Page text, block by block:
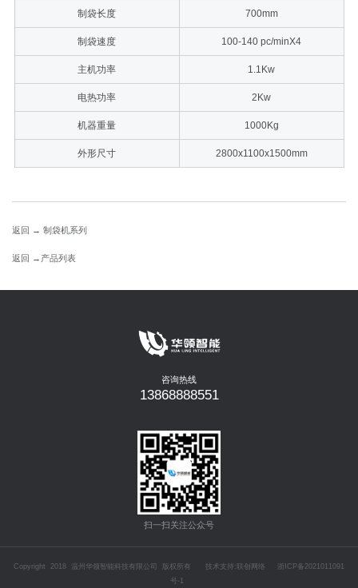
制袋长度 700mm
制袋速度 100-140 pc/minX4
主机功率 1.1Kw
电热功率 2Kw
机器重量 1000Kg
外形尺寸 2800x1100x1500mm
返回 → 制袋机系列
返回 → 产品列表
咨询热线
13868888551
扫一扫关注公众号
Copyright 2018 温州华领智能科技有限公司 版权所有 技术支持:联创网络 浙ICP备2021011091
号-1